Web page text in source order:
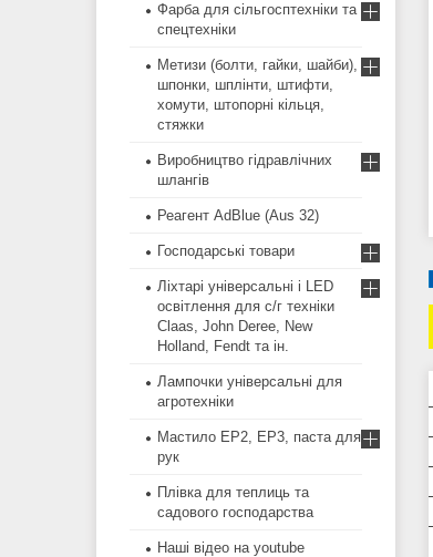
Фарба для сільгосптехніки та
спецтехніки
Метизи (болти, гайки, шайби),
шпонки, шплінти, штифти,
хомути, штопорні кільця,
стяжки
Виробництво гідравлічних
шлангів
Реагент AdBlue (Aus 32)
Господарські товари
Ліхтарі універсальні і LED
освітлення для с/г техніки
Claas, John Deree, New
Holland, Fendt та ін.
Лампочки універсальні для
агротехніки
Мастило EP2, EP3, паста для
рук
Плівка для теплиць та
садового господарства
Наші відео на youtube